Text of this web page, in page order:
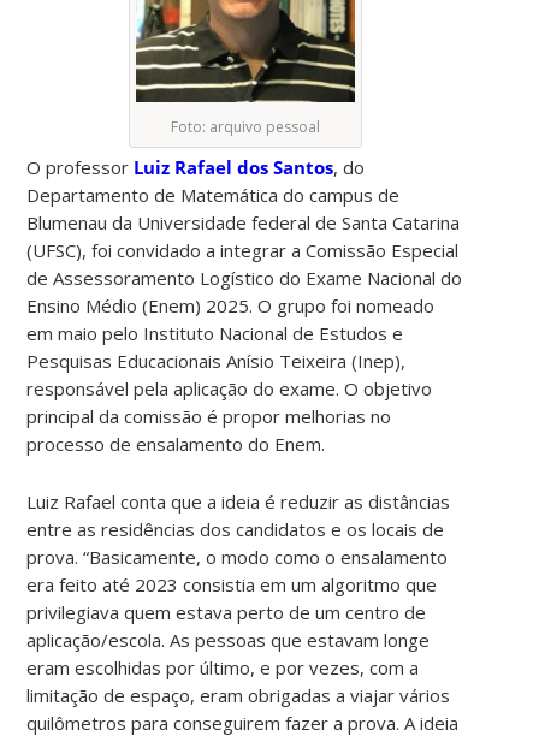
Foto: arquivo pessoal
O professor Luiz Rafael dos Santos, do
Departamento de Matemática do campus de
Blumenau da Universidade federal de Santa Catarina
(UFSC), foi convidado a integrar a Comissão Especial
de Assessoramento Logístico do Exame Nacional do
Ensino Médio (Enem) 2025. O grupo foi nomeado
em maio pelo Instituto Nacional de Estudos e
Pesquisas Educacionais Anísio Teixeira (Inep),
responsável pela aplicação do exame. O objetivo
principal da comissão é propor melhorias no
processo de ensalamento do Enem.
Luiz Rafael conta que a ideia é reduzir as distâncias
entre as residências dos candidatos e os locais de
prova. “Basicamente, o modo como o ensalamento
era feito até 2023 consistia em um algoritmo que
privilegiava quem estava perto de um centro de
aplicação/escola. As pessoas que estavam longe
eram escolhidas por último, e por vezes, com a
limitação de espaço, eram obrigadas a viajar vários
quilômetros para conseguirem fazer a prova. A ideia